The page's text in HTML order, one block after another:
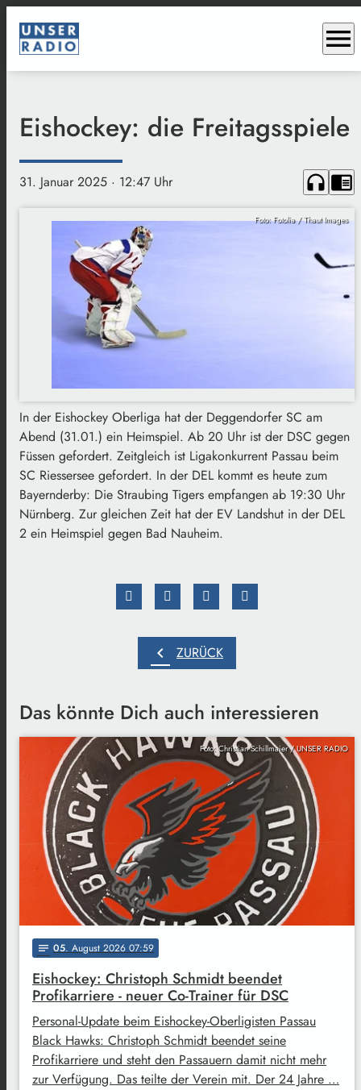
menu
Eishockey: die Freitagsspiele
31. Januar 2025 · 12:47 Uhr headphones chrome_reader_mode
Foto: Fotolia / Thaut Images
In der Eishockey Oberliga hat der Deggendorfer SC am
Abend (31.01.) ein Heimspiel. Ab 20 Uhr ist der DSC gegen
Füssen gefordert. Zeitgleich ist Ligakonkurrent Passau beim
SC Riessersee gefordert. In der DEL kommt es heute zum
Bayernderby: Die Straubing Tigers empfangen ab 19:30 Uhr
Nürnberg. Zur gleichen Zeit hat der EV Landshut in der DEL
2 ein Heimspiel gegen Bad Nauheim.
chevron_left ZURÜCK
Das könnte Dich auch interessieren
Foto: Christian Schillmaier / UNSER RADIO
notes 05. August 2026 07:59
Eishockey: Christoph Schmidt beendet
Profikarriere - neuer Co-Trainer für DSC
Personal-Update beim Eishockey-Oberligisten Passau
Black Hawks: Christoph Schmidt beendet seine
Profikarriere und steht den Passauern damit nicht mehr
zur Verfügung. Das teilte der Verein mit. Der 24 Jahre …